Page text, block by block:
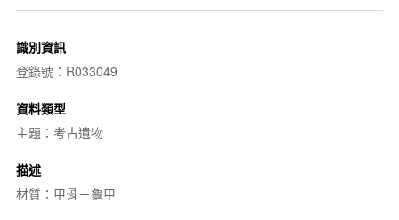
識別資訊
登錄號：R033049
資料類型
主題：考古遺物
描述
材質：甲骨－龜甲